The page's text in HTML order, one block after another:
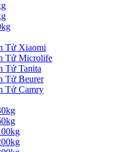
Tử Xiaomi
Tử Microlife
Tử Tanita
Tử Beurer
Tử Camry